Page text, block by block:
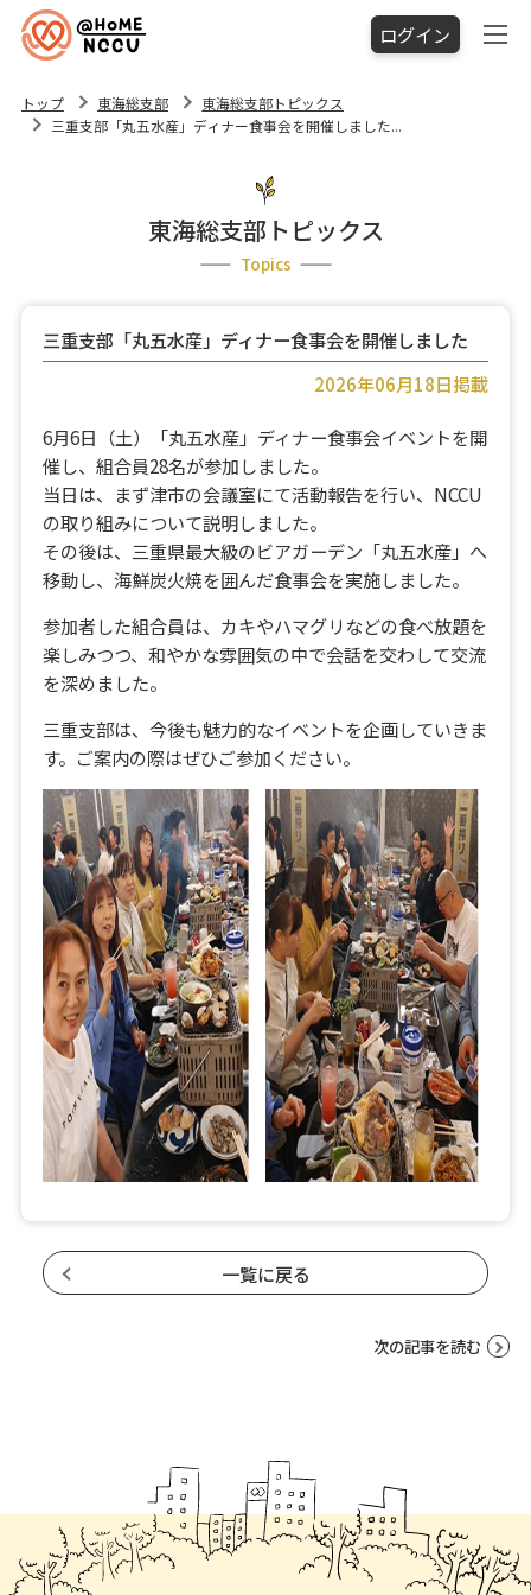
ログイン
トップ 東海総支部
東海総支部トピックス
三重支部「丸五水産」ディナー食事会を開催しました...
東海総支部トピックス
Topics
三重支部「丸五水産」ディナー食事会を開催しました
2026年06月18日掲載
6月6日（土）「丸五水産」ディナー食事会イベントを開
催し、組合員28名が参加しました。
当日は、まず津市の会議室にて活動報告を行い、NCCU
の取り組みについて説明しました。
その後は、三重県最大級のビアガーデン「丸五水産」へ
移動し、海鮮炭火焼を囲んだ食事会を実施しました。
参加者した組合員は、カキやハマグリなどの食べ放題を
楽しみつつ、和やかな雰囲気の中で会話を交わして交流
を深めました。
三重支部は、今後も魅力的なイベントを企画していきま
す。ご案内の際はぜひご参加ください。
一覧に戻る
次の記事を読む